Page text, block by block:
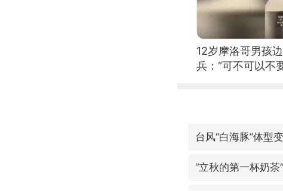
12岁摩洛哥男孩
兵：“可不可以不
“立秋的第一杯奶茶